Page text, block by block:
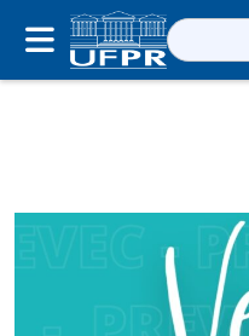
Pesquisar
por: